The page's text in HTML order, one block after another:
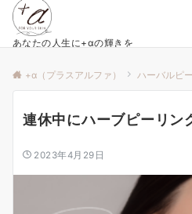
あなたの人生に+αの輝きを
+α（プラスアルファ） ハーバルピ
連休中にハーブピーリン
2023年4月29日